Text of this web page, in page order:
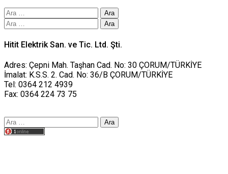
Arama:
Arama:
Hitit Elektrik San. ve Tic. Ltd. Şti.
Adres: Çepni Mah. Taşhan Cad. No: 30 ÇORUM/TÜRKİYE
İmalat: K.S.S. 2. Cad. No: 36/B ÇORUM/TÜRKİYE
Tel: 0364 212 4939
Fax: 0364 224 73 75
Arama: